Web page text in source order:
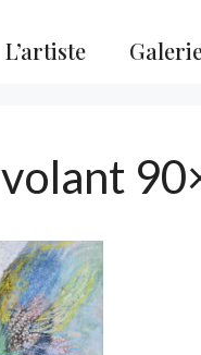
L’artiste